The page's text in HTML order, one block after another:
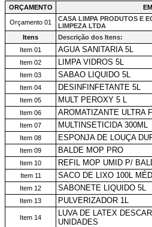
ORÇAMENTO
Orçamento 01
CASA LIMPA PRODUTOS E
LIMPEZA LTDA
Itens
Descrição dos Itens:
Item 01
AGUA SANITARIA 5L
Item 02 LIMPA VIDROS 5L
Item 03 SABAO LIQUIDO 5L
Item 04 DESINFINFETANTE 5L
Item 05 MULT PEROXY 5 L
Item 06 AROMATIZANTE ULTRA
Item 07 MULTINSETICIDA 300ML
Item 08 ESPONJA DE LOUÇA
Item 09 BALDE MOP PRO
Item 10 REFIL MOP UMID P/
Item 11 SACO DE LIXO 100L
Item 12 SABONETE LIQUIDO 5L
Item 13 PULVERIZADOR 1L
Item 14
LUVA DE LATEX
UNIDADES